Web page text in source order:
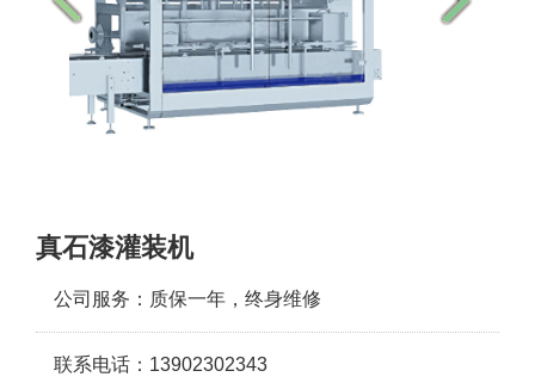
真石漆灌装机
公司服务：质保一年，终身维修
联系电话：13902302343